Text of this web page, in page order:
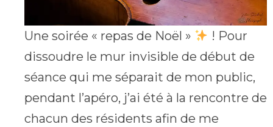
Une soirée « repas de Noël »
! Pour
dissoudre le mur invisible de début de
séance qui me séparait de mon public,
pendant l’apéro, j’ai été à la rencontre de
chacun des résidents afin de me